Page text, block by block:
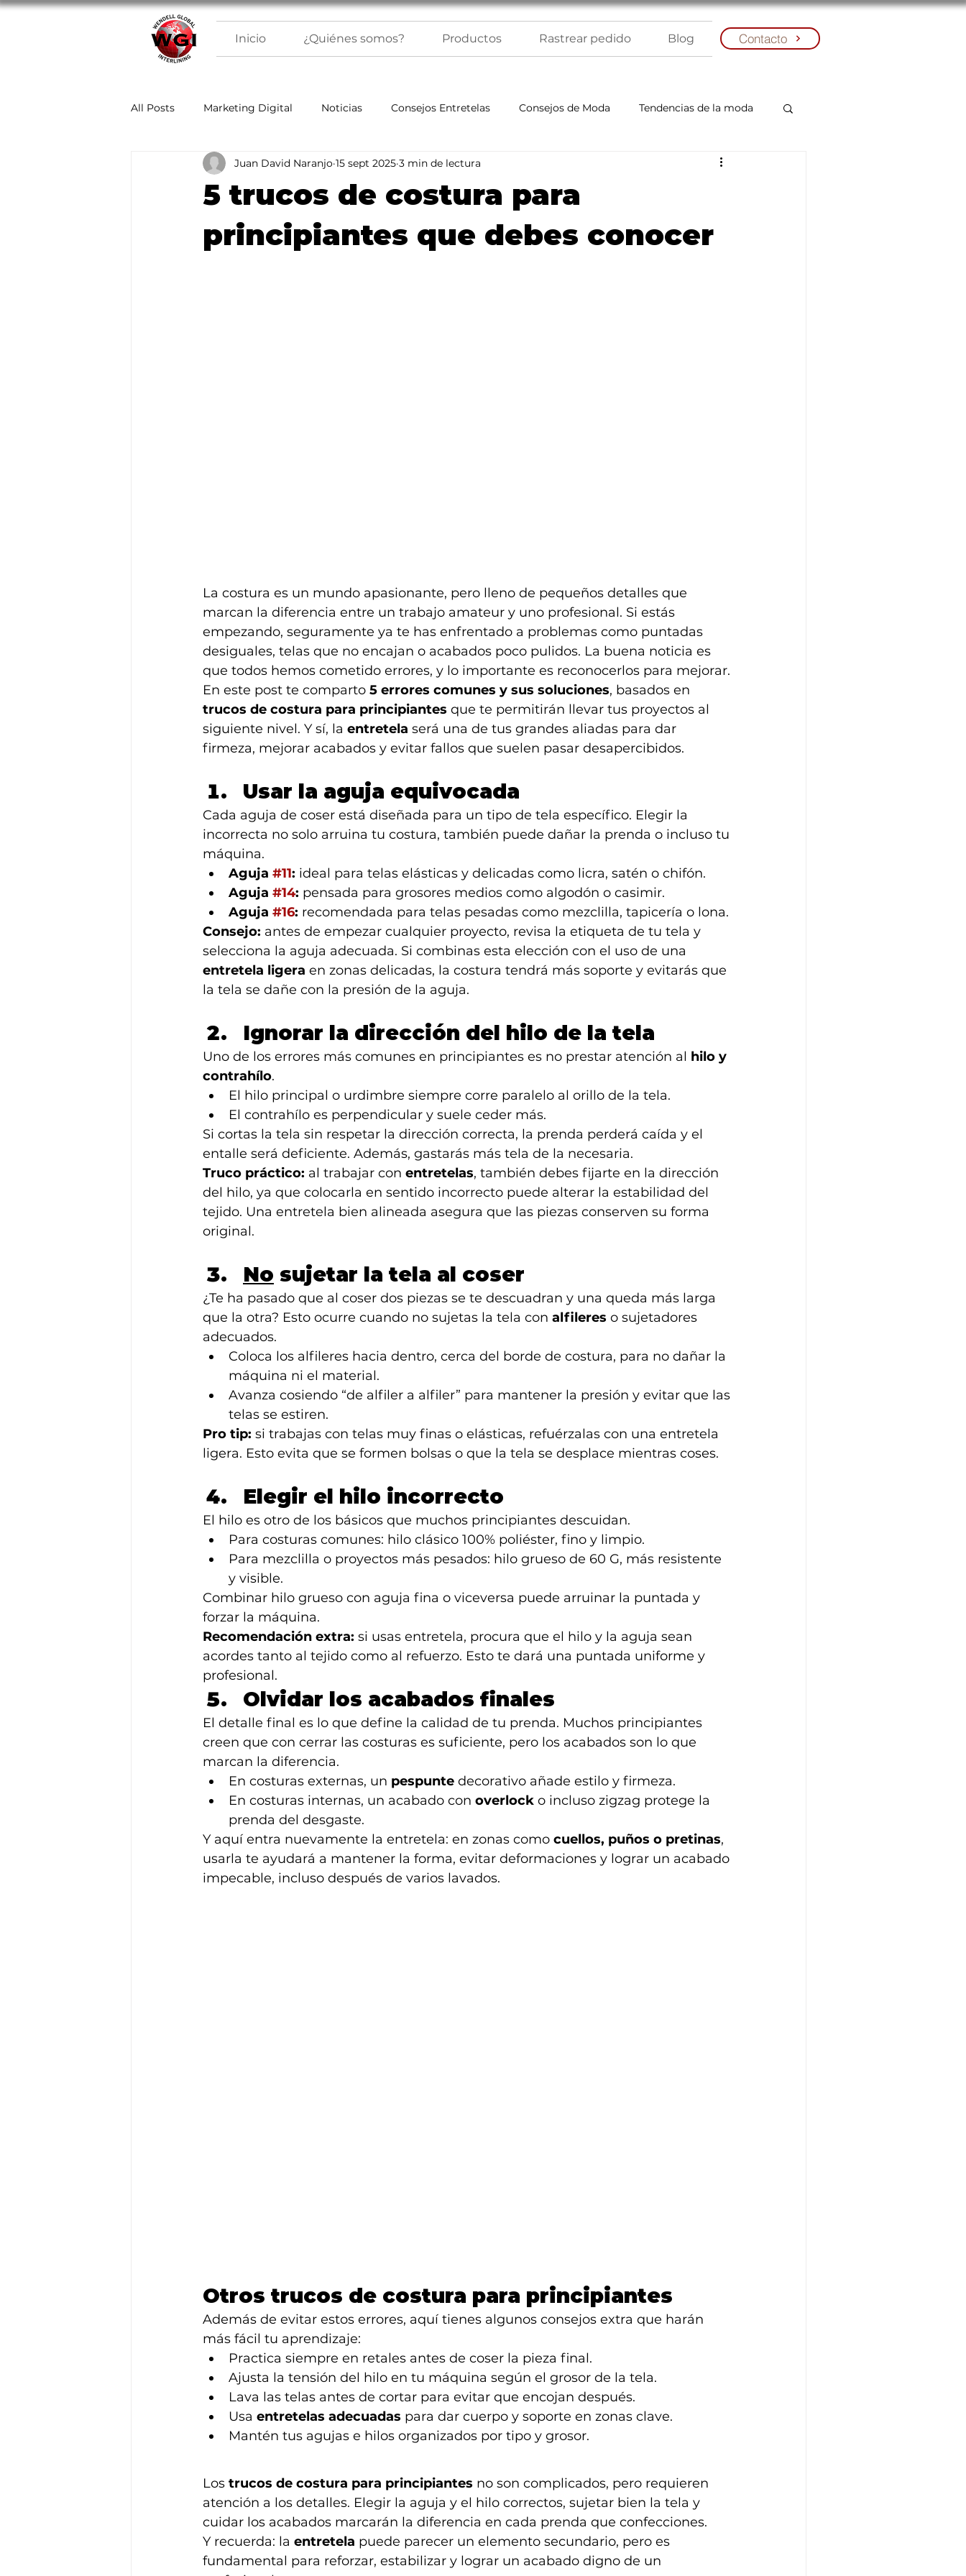
Inicio ¿Quiénes somos? Productos Rastrear pedido Blog Contacto
All Posts Marketing Digital Noticias Consejos Entretelas Consejos de Moda Tendencias de la moda
5 trucos de costura para
principiantes que debes conocer
Juan David Naranjo 15 sept 2025 3 min de lectura
La costura es un mundo apasionante, pero lleno de pequeños detalles que
marcan la diferencia entre un trabajo amateur y uno profesional. Si estás
empezando, seguramente ya te has enfrentado a problemas como puntadas
desiguales, telas que no encajan o acabados poco pulidos. La buena noticia es
que todos hemos cometido errores, y lo importante es reconocerlos para mejorar.
En este post te comparto 5 errores comunes y sus soluciones, basados en
trucos de costura para principiantes que te permitirán llevar tus proyectos al
siguiente nivel. Y sí, la entretela será una de tus grandes aliadas para dar
firmeza, mejorar acabados y evitar fallos que suelen pasar desapercibidos.
Usar la aguja equivocada
Cada aguja de coser está diseñada para un tipo de tela específico. Elegir la
incorrecta no solo arruina tu costura, también puede dañar la prenda o incluso tu
máquina.
Aguja #11: ideal para telas elásticas y delicadas como licra, satén o chifón.
Aguja #14: pensada para grosores medios como algodón o casimir.
Aguja #16: recomendada para telas pesadas como mezclilla, tapicería o lona.
Consejo: antes de empezar cualquier proyecto, revisa la etiqueta de tu tela y
selecciona la aguja adecuada. Si combinas esta elección con el uso de una
entretela ligera en zonas delicadas, la costura tendrá más soporte y evitarás que
la tela se dañe con la presión de la aguja.
Ignorar la dirección del hilo de la tela
Uno de los errores más comunes en principiantes es no prestar atención al hilo y
contrahílo.
El hilo principal o urdimbre siempre corre paralelo al orillo de la tela.
El contrahílo es perpendicular y suele ceder más.
Si cortas la tela sin respetar la dirección correcta, la prenda perderá caída y el
entalle será deficiente. Además, gastarás más tela de la necesaria.
Truco práctico: al trabajar con entretelas, también debes fijarte en la dirección
del hilo, ya que colocarla en sentido incorrecto puede alterar la estabilidad del
tejido. Una entretela bien alineada asegura que las piezas conserven su forma
original.
No sujetar la tela al coser
¿Te ha pasado que al coser dos piezas se te descuadran y una queda más larga
que la otra? Esto ocurre cuando no sujetas la tela con alfileres o sujetadores
adecuados.
Coloca los alfileres hacia dentro, cerca del borde de costura, para no dañar la
máquina ni el material.
Avanza cosiendo “de alfiler a alfiler” para mantener la presión y evitar que las
telas se estiren.
Pro tip: si trabajas con telas muy finas o elásticas, refuérzalas con una entretela
ligera. Esto evita que se formen bolsas o que la tela se desplace mientras coses.
Elegir el hilo incorrecto
El hilo es otro de los básicos que muchos principiantes descuidan.
Para costuras comunes: hilo clásico 100% poliéster, fino y limpio.
Para mezclilla o proyectos más pesados: hilo grueso de 60 G, más resistente
y visible.
Combinar hilo grueso con aguja fina o viceversa puede arruinar la puntada y
forzar la máquina.
Recomendación extra: si usas entretela, procura que el hilo y la aguja sean
acordes tanto al tejido como al refuerzo. Esto te dará una puntada uniforme y
profesional.
Olvidar los acabados finales
El detalle final es lo que define la calidad de tu prenda. Muchos principiantes
creen que con cerrar las costuras es suficiente, pero los acabados son lo que
marcan la diferencia.
En costuras externas, un pespunte decorativo añade estilo y firmeza.
En costuras internas, un acabado con overlock o incluso zigzag protege la
prenda del desgaste.
Y aquí entra nuevamente la entretela: en zonas como cuellos, puños o pretinas,
usarla te ayudará a mantener la forma, evitar deformaciones y lograr un acabado
impecable, incluso después de varios lavados.
Otros trucos de costura para principiantes
Además de evitar estos errores, aquí tienes algunos consejos extra que harán
más fácil tu aprendizaje:
Practica siempre en retales antes de coser la pieza final.
Ajusta la tensión del hilo en tu máquina según el grosor de la tela.
Lava las telas antes de cortar para evitar que encojan después.
Usa entretelas adecuadas para dar cuerpo y soporte en zonas clave.
Mantén tus agujas e hilos organizados por tipo y grosor.
Los trucos de costura para principiantes no son complicados, pero requieren
atención a los detalles. Elegir la aguja y el hilo correctos, sujetar bien la tela y
cuidar los acabados marcarán la diferencia en cada prenda que confecciones.
Y recuerda: la entretela puede parecer un elemento secundario, pero es
fundamental para reforzar, estabilizar y lograr un acabado digno de un